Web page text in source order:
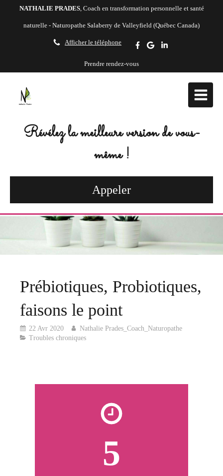
NATHALIE PRADES, Coach en transformation personnelle et santé
naturelle - Naturopathe Salaberry de Valleyfield (Québec Canada)
Afficher le téléphone
Prendre rendez-vous
Révélez la meilleure version de vous-
même !
Appeler
Prébiotiques, Probiotiques,
faisons le point
22 Avr 2020
Nathalie Prades_Coach_Naturopathe
Troubles chroniques
5